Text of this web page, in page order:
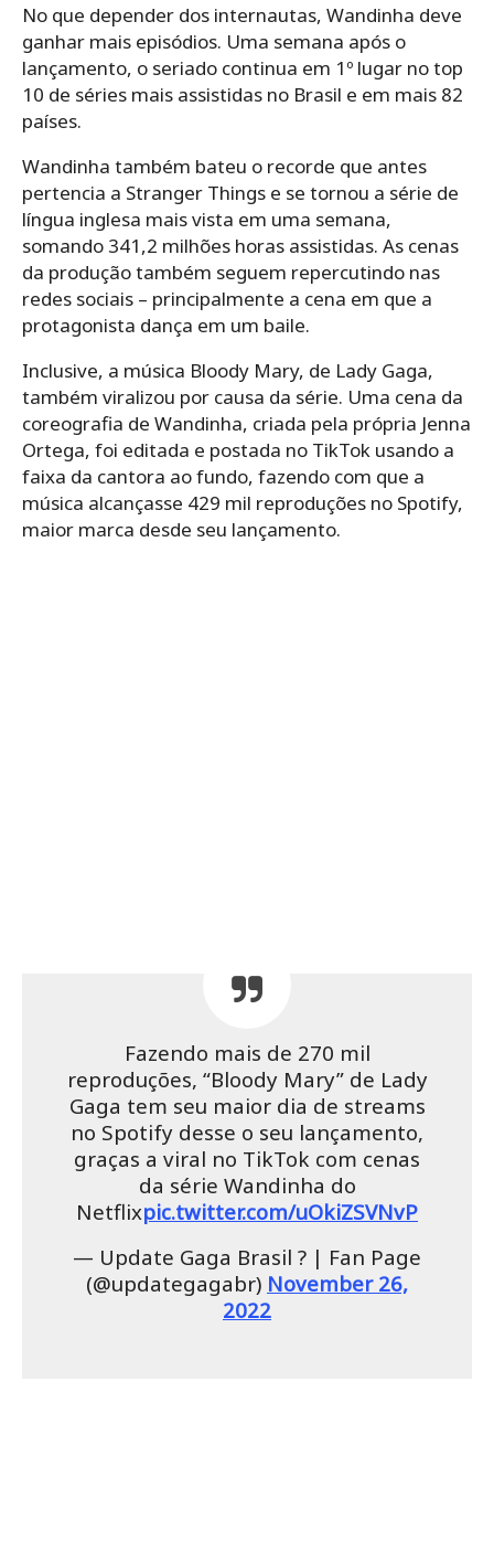
No que depender dos internautas, Wandinha deve
ganhar mais episódios. Uma semana após o
lançamento, o seriado continua em 1º lugar no top
10 de séries mais assistidas no Brasil e em mais 82
países.
Wandinha também bateu o recorde que antes
pertencia a Stranger Things e se tornou a série de
língua inglesa mais vista em uma semana,
somando 341,2 milhões horas assistidas. As cenas
da produção também seguem repercutindo nas
redes sociais – principalmente a cena em que a
protagonista dança em um baile.
Inclusive, a música Bloody Mary, de Lady Gaga,
também viralizou por causa da série. Uma cena da
coreografia de Wandinha, criada pela própria Jenna
Ortega, foi editada e postada no TikTok usando a
faixa da cantora ao fundo, fazendo com que a
música alcançasse 429 mil reproduções no Spotify,
maior marca desde seu lançamento.
Fazendo mais de 270 mil
reproduções, “Bloody Mary” de Lady
Gaga tem seu maior dia de streams
no Spotify desse o seu lançamento,
graças a viral no TikTok com cenas
da série Wandinha do
Netflixpic.twitter.com/uOkiZSVNvP
— Update Gaga Brasil ? | Fan Page
(@updategagabr) November 26,
2022